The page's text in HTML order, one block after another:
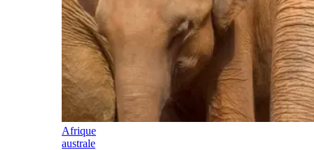
Afrique
australe